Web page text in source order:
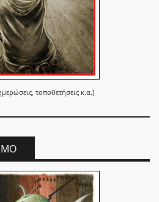
τοποθετήσεις κ.α.]